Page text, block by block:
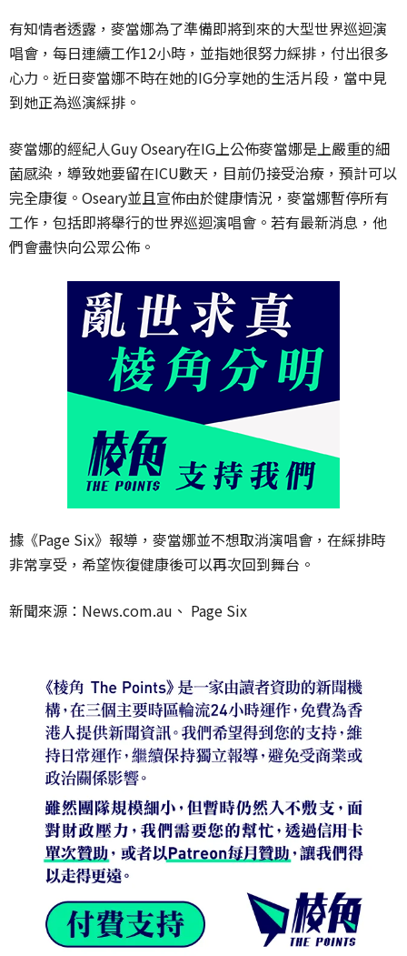
有知情者透露，麥當娜為了準備即將到來的大型世界巡迴演
唱會，每日連續工作12小時，並指她很努力綵排，付出很多
心力。近日麥當娜不時在她的IG分享她的生活片段，當中見
到她正為巡演綵排。
麥當娜的經紀人Guy Oseary在IG上公佈麥當娜是上嚴重的細
菌感染，導致她要留在ICU數天，目前仍接受治療，預計可以
完全康復。Oseary並且宣佈由於健康情況，麥當娜暫停所有
工作，包括即將舉行的世界巡迴演唱會。若有最新消息，他
們會盡快向公眾公佈。
據《Page Six》報導，麥當娜並不想取消演唱會，在綵排時
非常享受，希望恢復健康後可以再次回到舞台。
新聞來源：News.com.au、 Page Six